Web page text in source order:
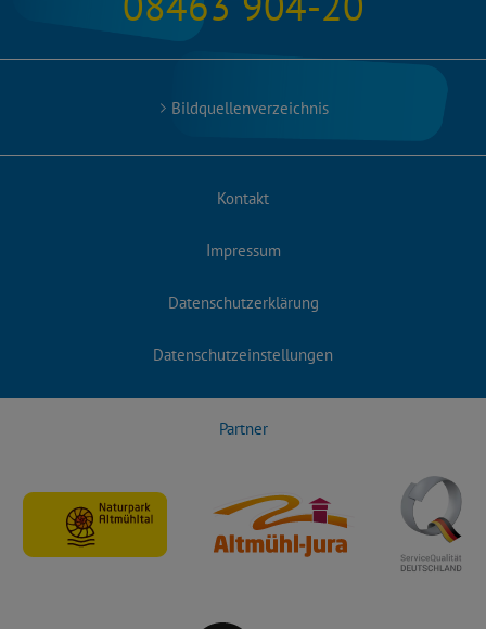
Bildquellenverzeichnis
Kontakt
Impressum
Datenschutzerklärung
Datenschutzeinstellungen
Partner